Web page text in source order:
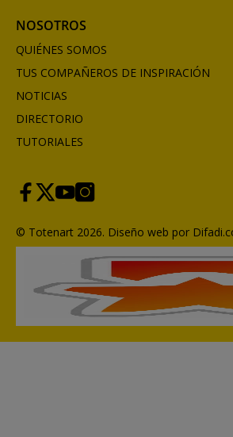
NOSOTROS
QUIÉNES SOMOS
TUS COMPAÑEROS DE INSPIRACIÓN
NOTICIAS
DIRECTORIO
TUTORIALES
© Totenart 2026. Diseño web por